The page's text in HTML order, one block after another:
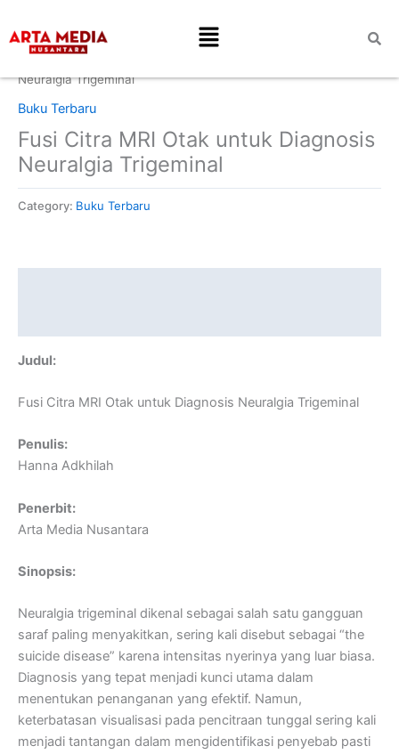
content
Menu
Home/Buku Terbaru
Neuralgia Trigeminal
Buku Terbaru
Fusi Citra MRI Otak untuk Diagnosis
Neuralgia Trigeminal
Category: Buku Terbaru
Judul:
Fusi Citra MRI Otak untuk Diagnosis Neuralgia Trigeminal
Penulis:
Hanna Adkhilah
Penerbit:
Arta Media Nusantara
Sinopsis:
Neuralgia trigeminal dikenal sebagai salah satu gangguan
saraf paling menyakitkan, sering kali disebut sebagai “the
suicide disease” karena intensitas nyerinya yang luar biasa.
Diagnosis yang tepat menjadi kunci utama dalam
menentukan penanganan yang efektif. Namun,
keterbatasan visualisasi pada pencitraan tunggal sering kali
menjadi tantangan dalam mengidentifikasi penyebab pasti